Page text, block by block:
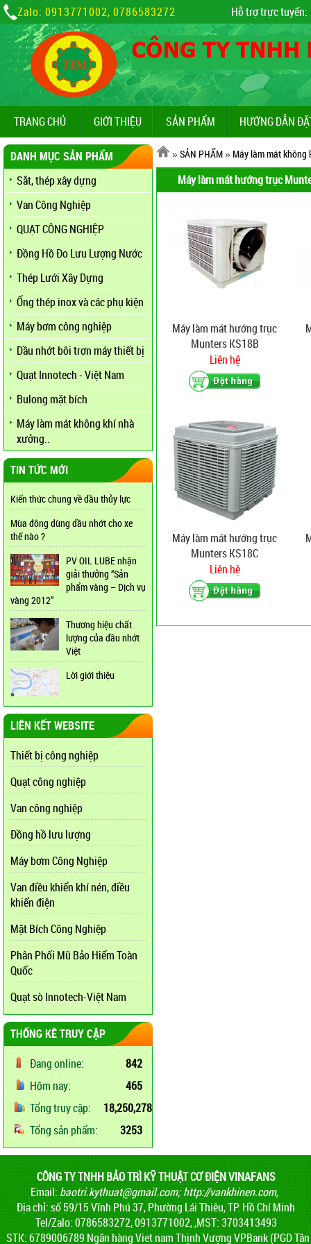
Zalo: 0913771002, 0786583272 Hỗ trợ trực tuyến:
TRANG CHỦ GIỚI THIỆU SẢN PHẨM HƯỚNG DẪN
DANH MỤC SẢN PHẨM
Sắt, thép xây dựng
Van Công Nghiệp
QUẠT CÔNG NGHIỆP
Đồng Hồ Đo Lưu Lượng Nước
Thép Lưới Xây Dựng
Ống thép inox và các phụ kiện
Máy bơm công nghiệp
Dầu nhớt bôi trơn máy thiết bị
Quạt Innotech - Việt Nam
Bulong mặt bích
Máy làm mát không khí nhà
xưởng..
TIN TỨC MỚI
Kiến thức chung về dầu thủy lực
Mùa đông dùng dầu nhớt cho xe
thế nào ?
PV OIL LUBE nhận
giải thưởng “Sản
phẩm vàng – Dịch vụ
vàng 2012”
Thương hiệu chất
lượng của dầu nhớt
Việt
Lời giới thiệu
LIÊN KẾT WEBSITE
Thiết bị công nghiệp
Quạt công nghiệp
Van công nghiệp
Đồng hồ lưu lượng
Máy bơm Công Nghiệp
Van điều khiển khí nén, điều
khiển điện
Mặt Bích Công Nghiệp
Phân Phối Mũ Bảo Hiểm Toàn
Quốc
Quạt sò Innotech-Việt Nam
THỐNG KÊ TRUY CẬP
Đang online:
842
Hôm nay:
465
Tổng truy cập:
18,250,278
Tổng sản phẩm:
3253
»SẢN PHẨM» Máy làm mát không
Máy làm mát hướng trục
Máy làm mát hướng trục
Munters KS18B
Liên hệ
Máy làm mát hướng trục
Munters KS18C
Liên hệ
CÔNG TY TNHH BẢO TRÌ KỸ THUẬT CƠ ĐIỆN VINAFANS
Email: baotri.kythuat@gmail.com;http://vankhinen.com,
Địa chỉ: số 59/15 Vĩnh Phú 37, Phường Lái Thiêu, TP. Hồ Chí Minh
Tel/Zalo: 0786583272, 0913771002, ,MST: 3703413493
STK: 6789006789 Ngân hàng Viet nam Thịnh Vượng VPBank (PGD Tân